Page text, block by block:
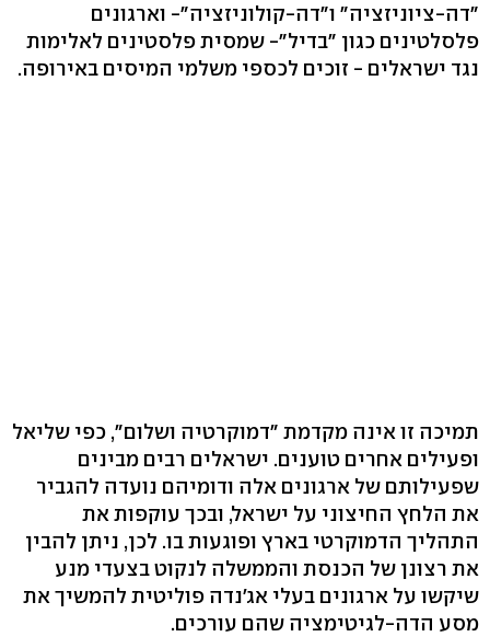
"דה-ציוניזציה" ו"דה-קולוניזציה"- וארגונים
פלסלטינים כגון "בדיל"- שמסית פלסטינים לאלימות
נגד ישראלים - זוכים לכספי משלמי המיסים באירופה.
תמיכה זו אינה מקדמת "דמוקרטיה ושלום", כפי שליאל
ופעילים אחרים טוענים. ישראלים רבים מבינים
שפעילותם של ארגונים אלה ודומיהם נועדה להגביר
את הלחץ החיצוני על ישראל, ובכך עוקפות את
התהליך הדמוקרטי בארץ ופוגעות בו. לכן, ניתן להבין
את רצונן של הכנסת והממשלה לנקוט בצעדי מנע
שיקשו על ארגונים בעלי אג'נדה פוליטית להמשיך את
מסע הדה-לגיטימציה שהם עורכים.